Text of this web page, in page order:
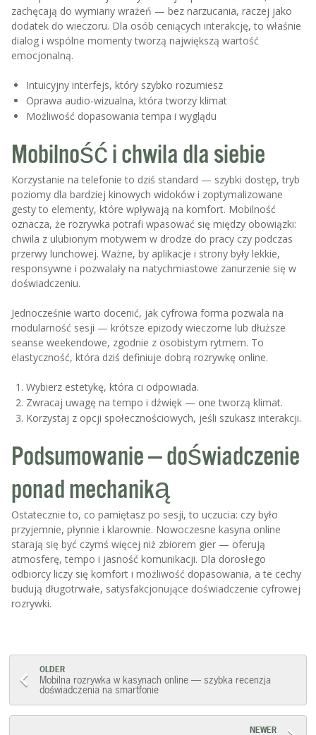
zachęcają do wymiany wrażeń — bez narzucania, raczej jako
dodatek do wieczoru. Dla osób ceniących interakcję, to właśnie
dialog i wspólne momenty tworzą największą wartość
emocjonalną.
Intuicyjny interfejs, który szybko rozumiesz
Oprawa audio-wizualna, która tworzy klimat
Możliwość dopasowania tempa i wyglądu
Mobilność i chwila dla siebie
Korzystanie na telefonie to dziś standard — szybki dostęp, tryb
poziomy dla bardziej kinowych widoków i zoptymalizowane
gesty to elementy, które wpływają na komfort. Mobilność
oznacza, że rozrywka potrafi wpasować się między obowiązki:
chwila z ulubionym motywem w drodze do pracy czy podczas
przerwy lunchowej. Ważne, by aplikacje i strony były lekkie,
responsywne i pozwalały na natychmiastowe zanurzenie się w
doświadczeniu.
Jednocześnie warto docenić, jak cyfrowa forma pozwala na
modularność sesji — krótsze epizody wieczorne lub dłuższe
seanse weekendowe, zgodnie z osobistym rytmem. To
elastyczność, która dziś definiuje dobrą rozrywkę online.
Wybierz estetykę, która ci odpowiada.
Zwracaj uwagę na tempo i dźwięk — one tworzą klimat.
Korzystaj z opcji społecznościowych, jeśli szukasz interakcji.
Podsumowanie — doświadczenie
ponad mechaniką
Ostatecznie to, co pamiętasz po sesji, to uczucia: czy było
przyjemnie, płynnie i klarownie. Nowoczesne kasyna online
starają się być czymś więcej niż zbiorem gier — oferują
atmosferę, tempo i jasność komunikacji. Dla dorosłego
odbiorcy liczy się komfort i możliwość dopasowania, a te cechy
budują długotrwałe, satysfakcjonujące doświadczenie cyfrowej
rozrywki.
Post
navigation
OLDER
Mobilna rozrywka w kasynach online — szybka recenzja
doświadczenia na smartfonie
NEWER